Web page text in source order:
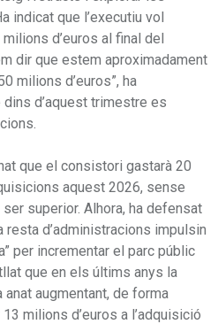
indicat que l’executiu vol
d’euros al final del
dir que estem aproximadament
milions d’euros”, ha
d’aquest trimestre es
que el consistori gastarà 20
aquest 2026, sense
superior. Alhora, ha defensat
resta d’administracions impulsin
per incrementar el parc públic
que en els últims anys la
augmentant, de forma
milions d’euros a l’adquisició